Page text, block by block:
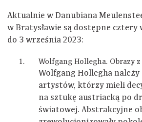
Aktualnie w Danubiana
w Bratysławie są dostępne
do 3 września 2023:
Wolfgang Hollegha. Obrazy
Wolfgang Hollegha
artystów, którzy mieli
na sztukę austriacką po
światowej. Abstrakcyjne